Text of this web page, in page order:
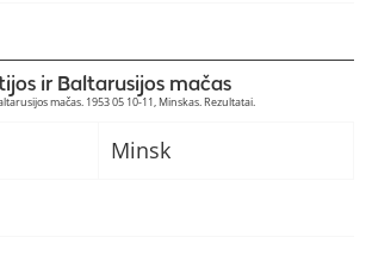
ir Baltarusijos mačas
mačas. 1953 05 10-11, Minskas. Rezultatai.
Minsk